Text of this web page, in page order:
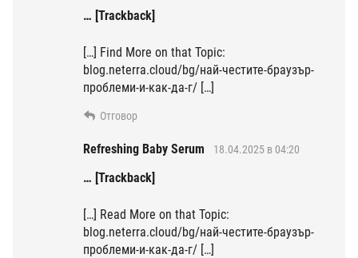
… [Trackback]
[…] Find More on that Topic:
blog.neterra.cloud/bg/най-честите-браузър-
проблеми-и-как-да-г/ […]
Отговор
Refreshing Baby Serum 18.04.2025 в 04:20
… [Trackback]
[…] Read More on that Topic:
blog.neterra.cloud/bg/най-честите-браузър-
проблеми-и-как-да-г/ […]